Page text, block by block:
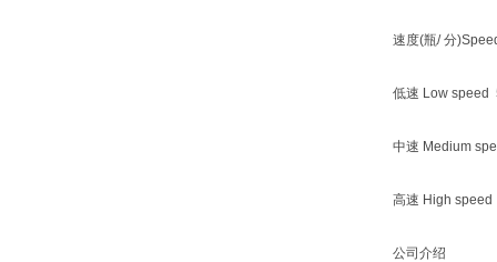
速度(瓶/ 分
低速 Low speed
中速 Medium
高速 High speed
公司介绍